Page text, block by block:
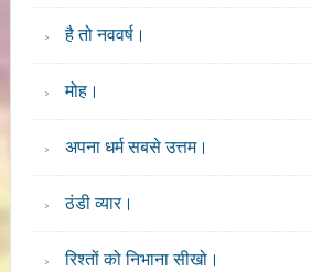
है तो नववर्ष।
मोह।
अपना धर्म सबसे उत्तम।
ठंडी व्यार।
रिश्तों को निभाना सीखो।